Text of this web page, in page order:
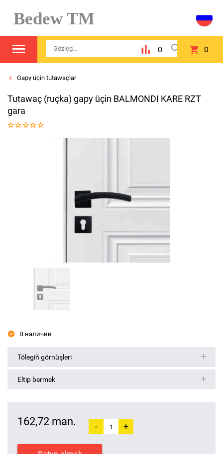
Bedew TM
0 0
Gapy üçin tutawaçlar
Tutawaç (ruçka) gapy üçin BALMONDI KARE RZT
gara
В наличии
Tölegiň görnüşleri
Eltip bermek
162,72 man. - +